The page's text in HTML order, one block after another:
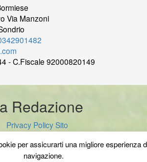
Via Manzoni
- C.Fiscale 92000820149
Redazione
Privacy Policy Sito
per assicurarti una migliore esperienza
navigazione.